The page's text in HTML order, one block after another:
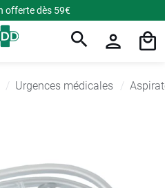
offerte dès 59€
Urgences médicales